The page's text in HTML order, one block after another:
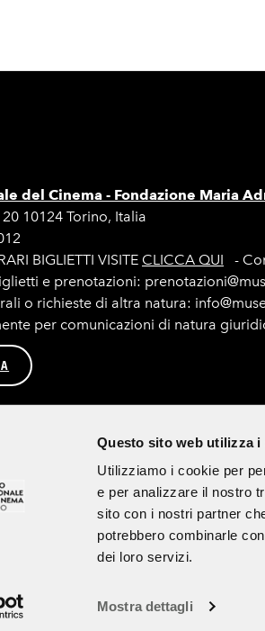
Questo sito web utilizza i
Utilizziamo i cookie per
e per analizzare il nostro
sito con i nostri partner
potrebbero combinarle
dei loro servizi.
Mostra dettagli
del Cinema - Fondazione Maria
10124 Torino, Italia
BIGLIETTI VISITE CLICCA QUI -
e prenotazioni:
o richieste di altra natura:
per comunicazioni di natura
sul sito e sui canali social sono ad uso